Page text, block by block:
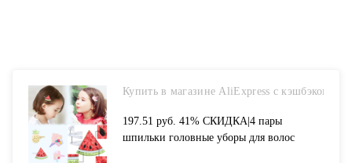
Купить в магазине AliExpress с кэшбэком
197.51 руб. 41% СКИДКА|4 пары
шпильки головные уборы для волос